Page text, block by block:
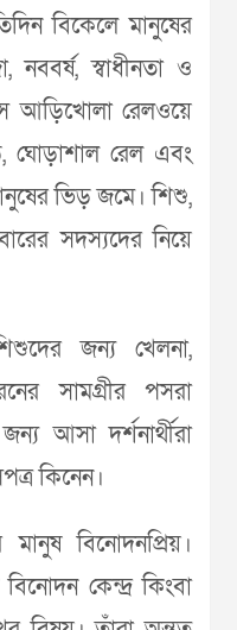
বিকেলে মানুষের
স্বাধীনতা ও
আড়িখোলা রেলওয়ে
ঘোড়াশাল রেল এবং
ভিড় জমে। শিশু,
সদস্যদের নিয়ে
জন্য খেলনা,
সামগ্রীর পসরা
আসা দর্শনার্থীরা
কিনেন।
বিনোদনপ্রিয়।
কেন্দ্র কিংবা